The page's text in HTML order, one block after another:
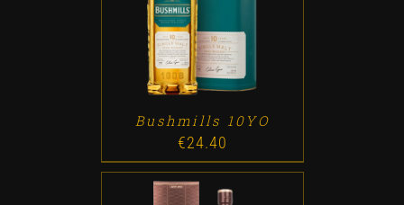
ADD TO CART
Bushmills 10YO
€24.40